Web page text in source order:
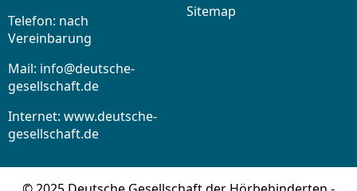
Telefon: nach
Vereinbarung
Mail: info@deutsche-
gesellschaft.de
Internet: www.deutsche-
gesellschaft.de
Sitemap